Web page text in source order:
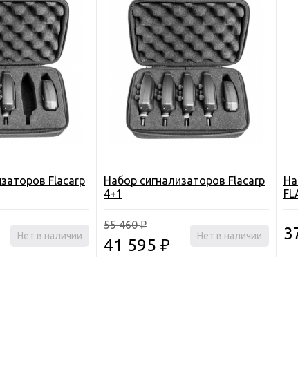
Flacarp
Нет в наличии
Набор сигнализаторов Flacarp
4+1
55 460₽
41 595 ₽
Нет в наличии